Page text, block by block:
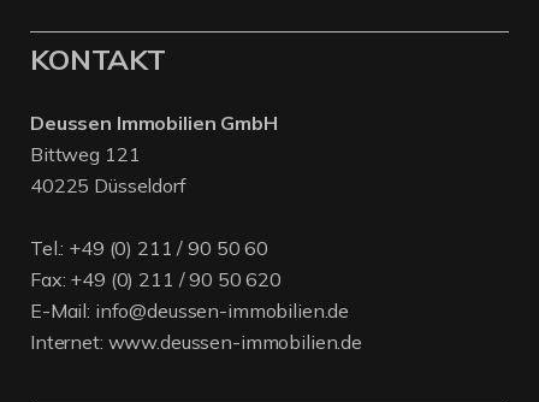
KONTAKT
Deussen Immobilien GmbH
Bittweg 121
40225 Düsseldorf
Tel.: +49 (0) 211 / 90 50 60
Fax: +49 (0) 211 / 90 50 620
E-Mail: info@deussen-immobilien.de
Internet: www.deussen-immobilien.de